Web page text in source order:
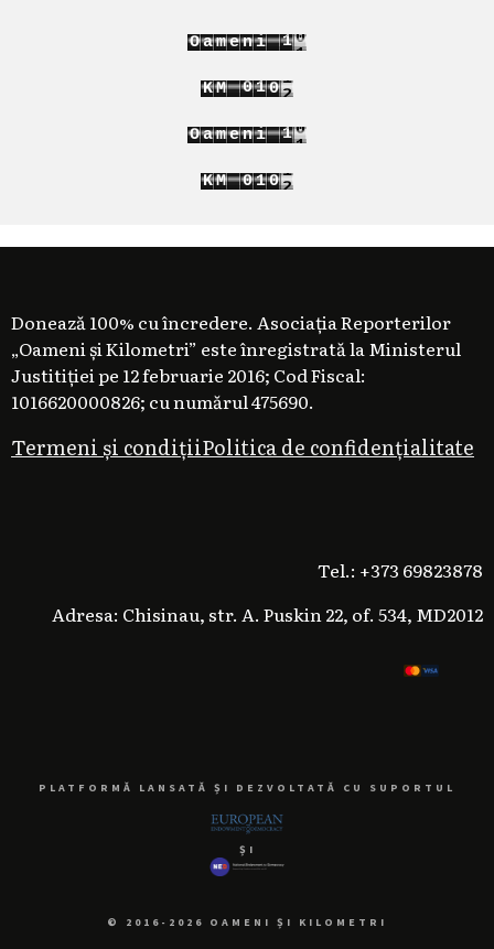
Oameni
1
2
1
KM
01
0
10
9
Oameni
1
2
1
KM
01
0
10
9
Donează 100% cu încredere. Asociația Reporterilor
„Oameni și Kilometri” este înregistrată la Ministerul
Justitiției pe 12 februarie 2016; Cod Fiscal:
1016620000826; cu numărul 475690.
Termeni și condițiiPolitica de confidențialitate
Tel.: +373 69823878
Adresa: Chisinau, str. A. Puskin 22, of. 534, MD2012
PLATFORMĂ LANSATĂ ȘI DEZVOLTATĂ CU SUPORTUL
ȘI
© 2016-2026 OAMENI ȘI KILOMETRI